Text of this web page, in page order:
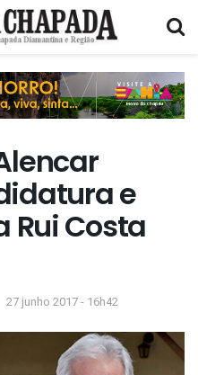
e
Rui Costa
27 junho 2017 - 16h42